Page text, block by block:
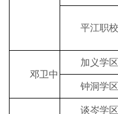
平江职校
邓卫中
加义学区
钟洞学区
谈岑学区